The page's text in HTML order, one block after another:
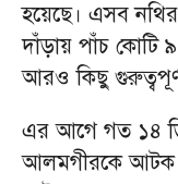
হয়েছে। এসব
দাঁড়ায় পাঁচ কোটি
আরও কিছু
এর আগে গত ১৪
আলমগীরকে আটক